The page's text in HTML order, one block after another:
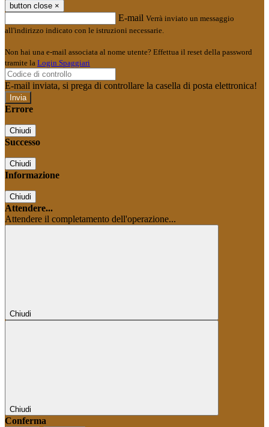
button close ×
E-mail Verrà inviato un messaggio
all'indirizzo indicato con le istruzioni necessarie.
Non hai una e-mail associata al nome utente? Effettua il reset della password
tramite la Login Spaggiari
E-mail inviata, si prega di controllare la casella di posta elettronica!
Errore
Chiudi
Successo
Chiudi
Informazione
Chiudi
Attendere...
Attendere il completamento dell'operazione...
Chiudi
Chiudi
Conferma